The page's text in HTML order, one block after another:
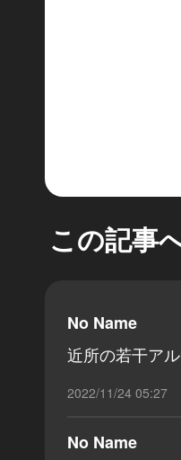
この記事
No Name
近所の若干ア
2022/11/24 05:27
No Name